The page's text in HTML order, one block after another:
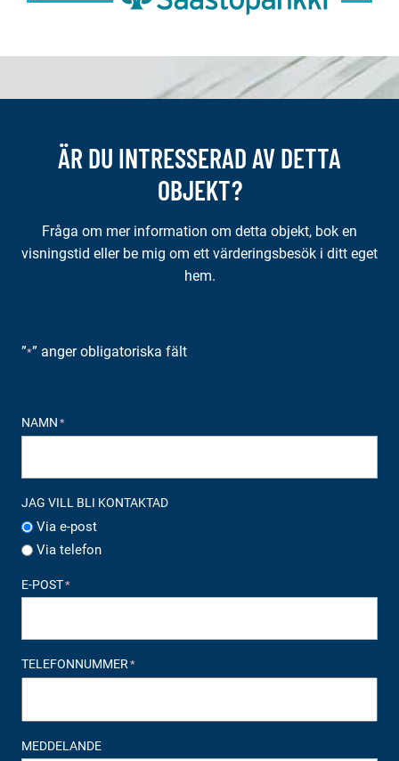
ÄR DU INTRESSERAD AV DETTA
OBJEKT?
Fråga om mer information om detta objekt, bok en
visningstid eller be mig om ett värderingsbesök i ditt eget
hem.
”*” anger obligatoriska fält
NAMN *
JAG VILL BLI KONTAKTAD
Via e-post
Via telefon
E-POST*
TELEFONNUMMER*
MEDDELANDE